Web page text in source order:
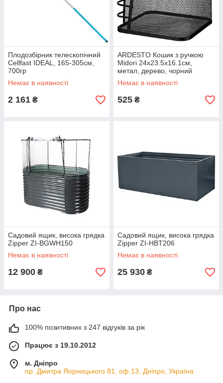
Плодозбірник телескопічний
Cellfast IDEAL, 165-305см,
700гр
Немає в наявності
2 161 ₴
ARDESTO Кошик з ручкою
Midori 24х23.5х16.1см,
метал, дерево, чорний
Немає в наявності
525 ₴
Садовий ящик, висока грядка
Zipper ZI-BGWH150
Немає в наявності
12 900 ₴
Садовий ящик, висока грядка
Zipper ZI-HBT206
Немає в наявності
25 930 ₴
Про нас
100% позитивних з 247 відгуків за рік
Працює з 19.10.2012
м. Дніпро
пр. Дмитра Яорницького 81, оф.13, Дніпро, Україна